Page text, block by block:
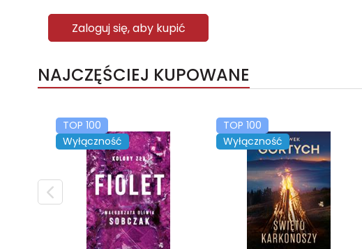
Zaloguj się, aby kupić
NAJCZĘŚCIEJ KUPOWANE
TOP 100
Wyłączność
TOP 100
Wyłączność